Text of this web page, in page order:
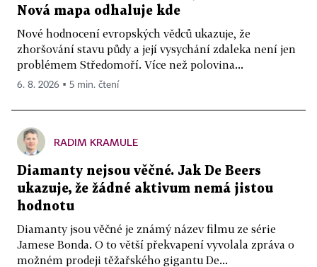
Nová mapa odhaluje kde
Nové hodnocení evropských vědců ukazuje, že
zhoršování stavu půdy a její vysychání zdaleka není jen
problémem Středomoří. Více než polovina...
6. 8. 2026 ▪ 5 min. čtení
RADIM KRAMULE
Diamanty nejsou věčné. Jak De Beers
ukazuje, že žádné aktivum nemá jistou
hodnotu
Diamanty jsou věčné je známý název filmu ze série
Jamese Bonda. O to větší překvapení vyvolala zpráva o
možném prodeji těžařského gigantu De...